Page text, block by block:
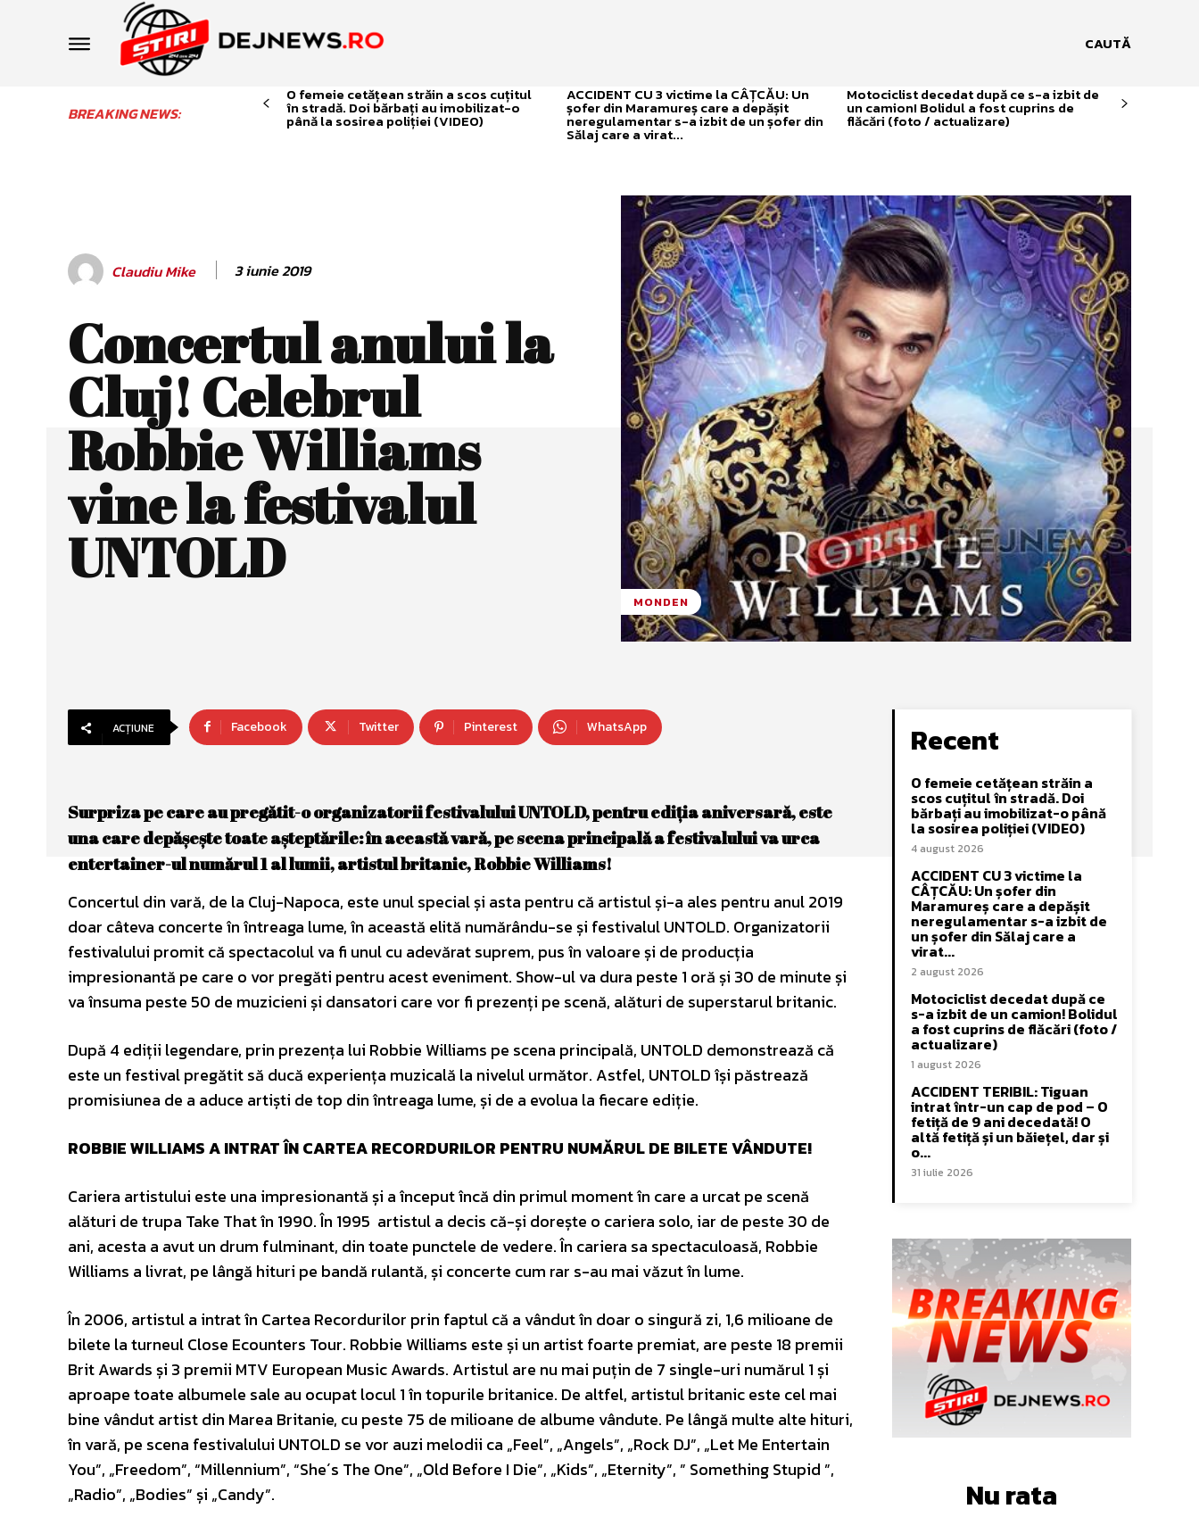
CAUTĂ
BREAKING NEWS:
O femeie cetățean străin a scos cuțitul
în stradă. Doi bărbați au imobilizat-o
până la sosirea poliției (VIDEO)
ACCIDENT CU 3 victime la CÂȚCĂU: Un
șofer din Maramureș care a depășit
neregulamentar s-a izbit de un șofer din
Sălaj care a virat...
Motociclist decedat după ce s-a izbit de
un camion! Bolidul a fost cuprins de
flăcări (foto / actualizare)
Claudiu Mike 3 iunie 2019
Concertul anului la
Cluj! Celebrul
Robbie Williams
vine la festivalul
UNTOLD
MONDEN
ACȚIUNE Facebook Twitter Pinterest WhatsApp
Surpriza pe care au pregătit-o organizatorii festivalului UNTOLD, pentru ediția aniversară, este
una care depășește toate așteptările: în această vară, pe scena principală a festivalului va urca
entertainer-ul numărul 1 al lumii, artistul britanic, Robbie Williams!
Concertul din vară, de la Cluj-Napoca, este unul special și asta pentru că artistul și-a ales pentru anul 2019
doar câteva concerte în întreaga lume, în această elită numărându-se și festivalul UNTOLD. Organizatorii
festivalului promit că spectacolul va fi unul cu adevărat suprem, pus în valoare și de producția
impresionantă pe care o vor pregăti pentru acest eveniment. Show-ul va dura peste 1 oră și 30 de minute și
va însuma peste 50 de muzicieni și dansatori care vor fi prezenți pe scenă, alături de superstarul britanic.
După 4 ediții legendare, prin prezența lui Robbie Williams pe scena principală, UNTOLD demonstrează că
este un festival pregătit să ducă experiența muzicală la nivelul următor. Astfel, UNTOLD își păstrează
promisiunea de a aduce artiști de top din întreaga lume, și de a evolua la fiecare ediție.
ROBBIE WILLIAMS A INTRAT ÎN CARTEA RECORDURILOR PENTRU NUMĂRUL DE BILETE VÂNDUTE!
Cariera artistului este una impresionantă și a început încă din primul moment în care a urcat pe scenă
alături de trupa Take That în 1990. În 1995 artistul a decis că-și dorește o cariera solo, iar de peste 30 de
ani, acesta a avut un drum fulminant, din toate punctele de vedere. În cariera sa spectaculoasă, Robbie
Williams a livrat, pe lângă hituri pe bandă rulantă, și concerte cum rar s-au mai văzut în lume.
În 2006, artistul a intrat în Cartea Recordurilor prin faptul că a vândut în doar o singură zi, 1,6 milioane de
bilete la turneul Close Ecounters Tour. Robbie Williams este și un artist foarte premiat, are peste 18 premii
Brit Awards și 3 premii MTV European Music Awards. Artistul are nu mai puțin de 7 single-uri numărul 1 și
aproape toate albumele sale au ocupat locul 1 în topurile britanice. De altfel, artistul britanic este cel mai
bine vândut artist din Marea Britanie, cu peste 75 de milioane de albume vândute. Pe lângă multe alte hituri,
în vară, pe scena festivalului UNTOLD se vor auzi melodii ca „Feel”, „Angels”, „Rock DJ”, „Let Me Entertain
You”, „Freedom”, “Millennium”, “She´s The One”, „Old Before I Die”, „Kids”, „Eternity”, ” Something Stupid ”,
„Radio”, „Bodies” și „Candy”.
Recent
O femeie cetățean străin a
scos cuțitul în stradă. Doi
bărbați au imobilizat-o până
la sosirea poliției (VIDEO)
4 august 2026
ACCIDENT CU 3 victime la
CÂȚCĂU: Un șofer din
Maramureș care a depășit
neregulamentar s-a izbit de
un șofer din Sălaj care a
virat...
2 august 2026
Motociclist decedat după ce
s-a izbit de un camion! Bolidul
a fost cuprins de flăcări (foto /
actualizare)
1 august 2026
ACCIDENT TERIBIL: Tiguan
intrat într-un cap de pod – O
fetiță de 9 ani decedată! O
altă fetiță și un băiețel, dar și
o...
31 iulie 2026
Nu rata